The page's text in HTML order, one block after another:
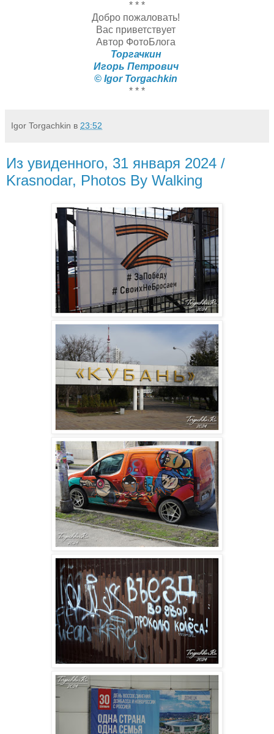
* * *
Добро пожаловать!
Вас приветствует
Автор ФотоБлога
Торгачкин
Игорь Петрович
© Igor Torgachkin
* * *
Igor Torgachkin в 23:52
Из увиденного, 31 января 2024 /
Krasnodar, Photos By Walking